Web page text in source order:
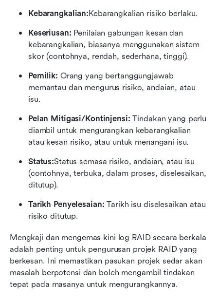
Kebarangkalian:Kebarangkalian risiko berlaku.
Keseriusan: Penilaian gabungan kesan dan
kebarangkalian, biasanya menggunakan sistem
skor (contohnya, rendah, sederhana, tinggi).
Pemilik: Orang yang bertanggungjawab
memantau dan mengurus risiko, andaian, atau
isu.
Pelan Mitigasi/Kontinjensi: Tindakan yang perlu
diambil untuk mengurangkan kebarangkalian
atau kesan risiko, atau untuk menangani isu.
Status:Status semasa risiko, andaian, atau isu
(contohnya, terbuka, dalam proses, diselesaikan,
ditutup).
Tarikh Penyelesaian: Tarikh isu diselesaikan atau
risiko ditutup.
Mengkaji dan mengemas kini log RAID secara berkala
adalah penting untuk pengurusan projek RAID yang
berkesan. Ini memastikan pasukan projek sedar akan
masalah berpotensi dan boleh mengambil tindakan
tepat pada masanya untuk mengurangkannya.